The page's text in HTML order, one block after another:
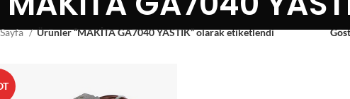
Ürünler “MAKİTA GA7040 YASTIK” olarak etiketlendi